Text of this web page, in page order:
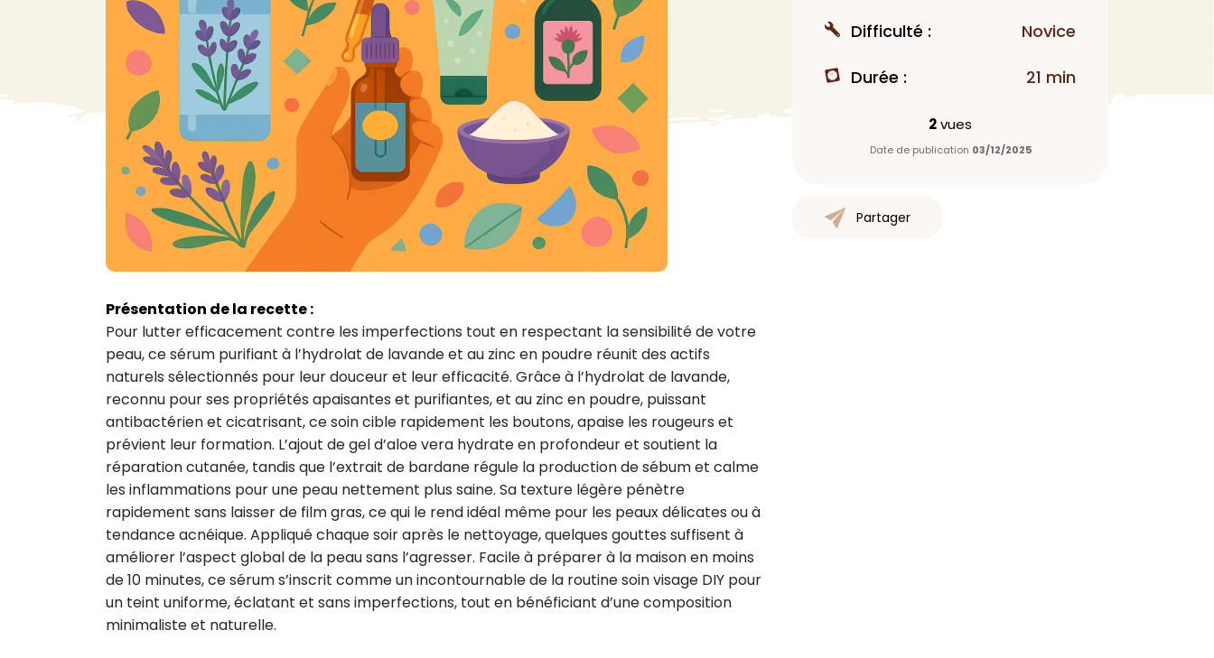
VAISELLE
Liquide Vaiselle
Entretien Lave Vaiselle
Autre
> Voir tout
DIVERS
Spécial Covid
Automobile
Insecticide
Autre
> Voir tout
BAIN ET DOUCHE
Gel douche
Savon
Huile de bain
Pain moussant
Bombe de bain
Autre
> Voir tout
Spray corporel
MAQUILLAGE
Rouge à lèvres
Fond de teint
Anti-cerne
Yeux
Highlighter
Présentation de la recette :
Pour lutter efficacement contre les imperfections tout en respectant la sensibilité de votre
peau, ce sérum purifiant à l’hydrolat de lavande et au zinc en poudre réunit des actifs
naturels sélectionnés pour leur douceur et leur efficacité. Grâce à l’hydrolat de lavande,
reconnu pour ses propriétés apaisantes et purifiantes, et au zinc en poudre, puissant
antibactérien et cicatrisant, ce soin cible rapidement les boutons, apaise les rougeurs et
prévient leur formation. L’ajout de gel d’aloe vera hydrate en profondeur et soutient la
réparation cutanée, tandis que l’extrait de bardane régule la production de sébum et calme
les inflammations pour une peau nettement plus saine. Sa texture légère pénètre
rapidement sans laisser de film gras, ce qui le rend idéal même pour les peaux délicates ou à
tendance acnéique. Appliqué chaque soir après le nettoyage, quelques gouttes suffisent à
améliorer l’aspect global de la peau sans l’agresser. Facile à préparer à la maison en moins
de 10 minutes, ce sérum s’inscrit comme un incontournable de la routine soin visage DIY pour
un teint uniforme, éclatant et sans imperfections, tout en bénéficiant d’une composition
minimaliste et naturelle.
Difficulté : Novice
Durée : 21 min
2vues
Date de publication 03/12/2025
Partager